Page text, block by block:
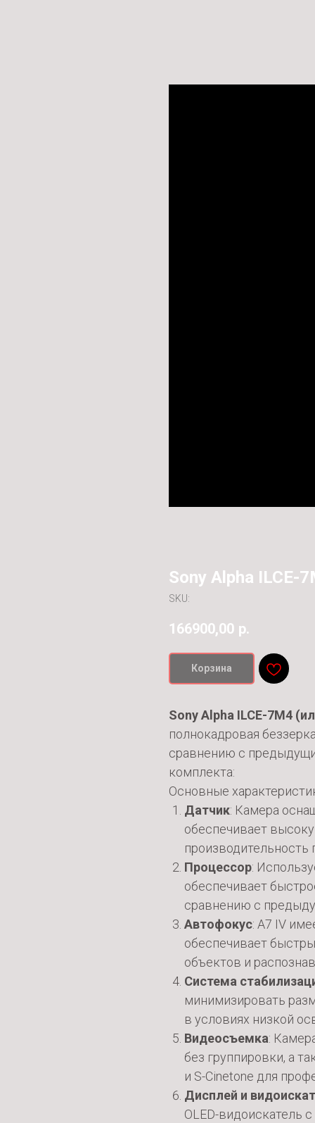
Sony Alpha ILCE-
SKU:
166900,00 р.
Корзина
Sony Alpha ILCE-7M4
полнокадровая
сравнению с
комплекта:
Основные
Датчик: Камера
обеспечивает
Процессор:
обеспечивает
сравнению с
Автофокус: A7 IV
обеспечивает
объектов и
Система
минимизировать
в условиях низкой
Видеосъемка:
без группировки, а
и S-Cinetone для
Дисплей и
OLED-видоискатель